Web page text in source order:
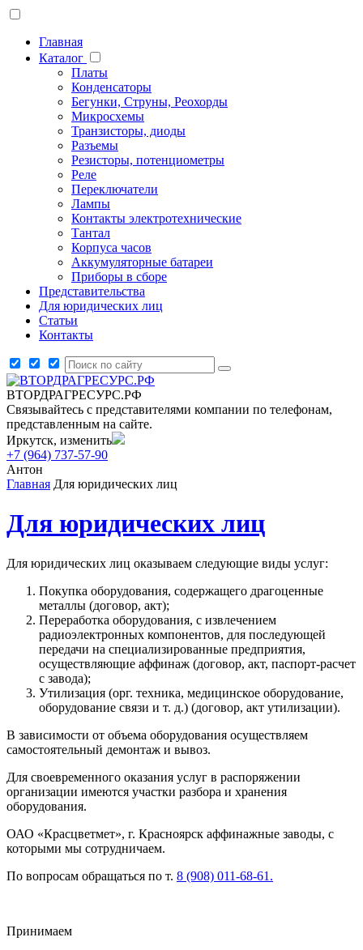
Главная
Каталог
Платы
Конденсаторы
Бегунки, Струны, Реохорды
Микросхемы
Транзисторы, диоды
Разъемы
Резисторы, потенциометры
Реле
Переключатели
Лампы
Контакты электротехнические
Тантал
Корпуса часов
Аккумуляторные батареи
Приборы в сборе
Представительства
Для юридических лиц
Статьи
Контакты
ВТОРДРАГРЕСУРС.РФ
Связывайтесь с представителями компании по телефонам,
представленным на сайте.
Иркутск, изменить
+7 (964) 737-57-90
Антон
Главная Для юридических лиц
Для юридических лиц
Для юридических лиц оказываем следующие виды услуг:
Покупка оборудования, содержащего драгоценные
металлы (договор, акт);
Переработка оборудования, с извлечением
радиоэлектронных компонентов, для последующей
передачи на специализированные предприятия,
осуществляющие аффинаж (договор, акт, паспорт-расчет
с завода);
Утилизация (орг. техника, медицинское оборудование,
оборудование связи и т. д.) (договор, акт утилизации).
В зависимости от объема оборудования осуществляем
самостоятельный демонтаж и вывоз.
Для своевременного оказания услуг в распоряжении
организации имеются участки разбора и хранения
оборудования.
ОАО «Красцветмет», г. Красноярск аффинажные заводы, с
которыми мы сотрудничаем.
По вопросам обращаться по т. 8 (908) 011-68-61.
Принимаем